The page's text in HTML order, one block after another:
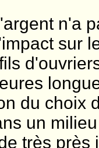
n'a
sur
du choix
un
très près